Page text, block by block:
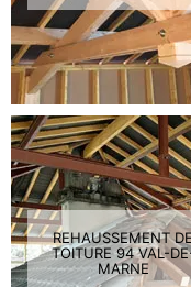
REHAUSSEMENT
TOITURE 94 VAL-
MARNE